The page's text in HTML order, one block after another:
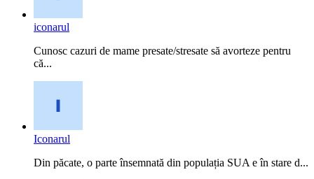
iconarul
Cunosc cazuri de mame presate/stresate să avorteze pentru
că...
Iconarul
Din păcate, o parte însemnată din populația SUA e în stare d...